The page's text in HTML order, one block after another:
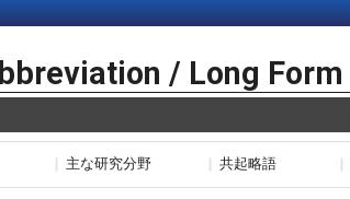
/ Long Form
主な研究分野 共起略語